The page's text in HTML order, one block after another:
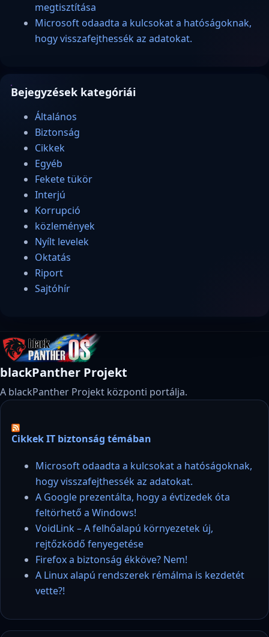
megtisztítása
Microsoft odaadta a kulcsokat a hatóságoknak,
hogy visszafejthessék az adatokat.
Bejegyzések kategóriái
Általános
Biztonság
Cikkek
Egyéb
Fekete tükör
Interjú
Korrupció
közlemények
Nyílt levelek
Oktatás
Riport
Sajtóhír
blackPanther Projekt
A blackPanther Projekt központi portálja.
Cikkek IT biztonság témában
Microsoft odaadta a kulcsokat a hatóságoknak,
hogy visszafejthessék az adatokat.
A Google prezentálta, hogy a évtizedek óta
feltörhető a Windows!
VoidLink – A felhőalapú környezetek új,
rejtőzködő fenyegetése
Firefox a biztonság ékköve? Nem!
A Linux alapú rendszerek rémálma is kezdetét
vette?!